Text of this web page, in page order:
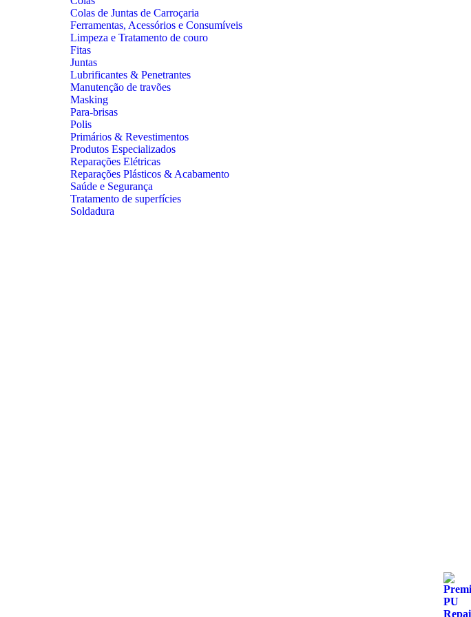
Colas de Juntas de Carroçaria
Ferramentas, Acessórios e Consumíveis
Limpeza e Tratamento de couro
Fitas
Juntas
Lubrificantes & Penetrantes
Manutenção de travões
Masking
Para-brisas
Polis
Primários & Revestimentos
Produtos Especializados
Reparações Elétricas
Reparações Plásticos & Acabamento
Saúde e Segurança
Tratamento de superfícies
Soldadura